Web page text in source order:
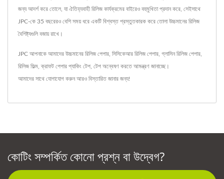
জন্য আদর্শ করে তোলে, যা ঐতিহ্যবাহী রিলিজ কার্যক্রমের বাইরেও বহুমুখিতা প্রদান করে, সেইসাথে
JPC-কে 35 বছরেরও বেশি সময় ধরে একটি বিশ্বস্ত প্রস্তুতকারক করে তোলা উচ্চমানের রিলিজ
বৈশিষ্ট্যগুলি বজায় রাখে।
JPC আপনাকে আমাদের উচ্চমানের রিলিজ পেপার সিসিকেআর রিলিজ পেপার গ্লাসিন রিলিজ পেপার
রিলিজ ফিল্ম ,ক্রাফট পেপার প্যাকিং টেপ টেপ অন্বেষণ করতে আমন্ত্রণ জানাচ্ছে।
আমাদের সাথে যোগাযোগ করুনআরও বিস্তারিত জানার জন্য!
কোটিং সম্পর্কিত কোনো প্রশ্ন বা উদ্বেগ?